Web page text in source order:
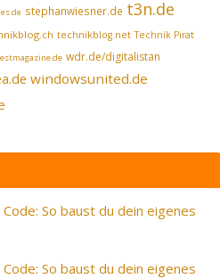
stephanwiesner.de t3n.de
technikblog.net Technik Pirat
wdr.de/digitalistan
windowsunited.de
So baust du dein eigenes
So baust du dein eigenes